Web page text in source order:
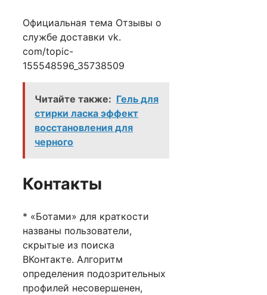
Официальная тема Отзывы о
службе доставки vk.
com/topic-
155548596_35738509
Читайте также: Гель для
стирки ласка эффект
восстановления для
черного
Контакты
* «Ботами» для краткости
названы пользователи,
скрытые из поиска
ВКонтакте. Алгоритм
определения подозрительных
профилей несовершенен,